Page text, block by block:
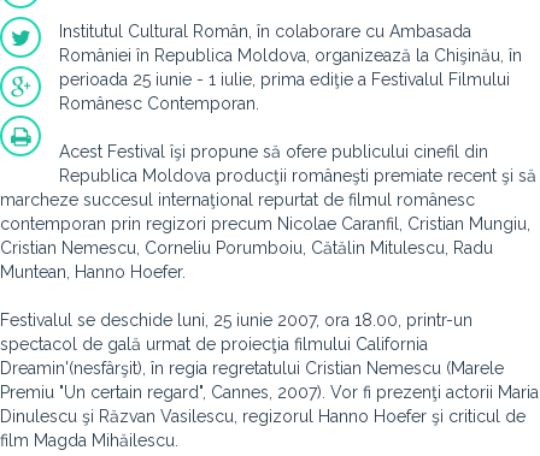
Institutul Cultural Român, în colaborare cu Ambasada
României în Republica Moldova, organizează la Chişinău, în
perioada 25 iunie - 1 iulie, prima ediţie a Festivalul Filmului
Românesc Contemporan.
Acest Festival îşi propune să ofere publicului cinefil din
Republica Moldova producţii româneşti premiate recent şi să
marcheze succesul internaţional repurtat de filmul românesc
contemporan prin regizori precum Nicolae Caranfil, Cristian Mungiu,
Cristian Nemescu, Corneliu Porumboiu, Cătălin Mitulescu, Radu
Muntean, Hanno Hoefer.
Festivalul se deschide luni, 25 iunie 2007, ora 18.00, printr-un
spectacol de gală urmat de proiecţia filmului California
Dreamin'(nesfârşit), în regia regretatului Cristian Nemescu (Marele
Premiu "Un certain regard", Cannes, 2007). Vor fi prezenţi actorii Maria
Dinulescu şi Răzvan Vasilescu, regizorul Hanno Hoefer şi criticul de
film Magda Mihăilescu.